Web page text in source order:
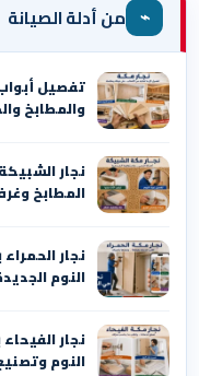
⌁ من أدلة الصيانة
والمطابخ
المطابخ
النوم
النوم